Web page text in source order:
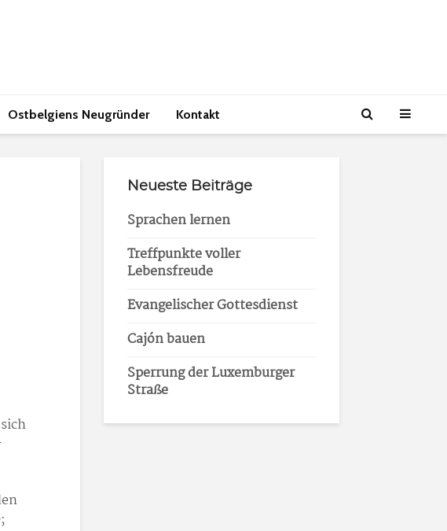
Ostbelgiens Neugründer Kontakt
Neueste Beiträge
Sprachen lernen
Treffpunkte voller
Lebensfreude
Evangelischer Gottesdienst
Cajón bauen
Sperrung der Luxemburger
Straße